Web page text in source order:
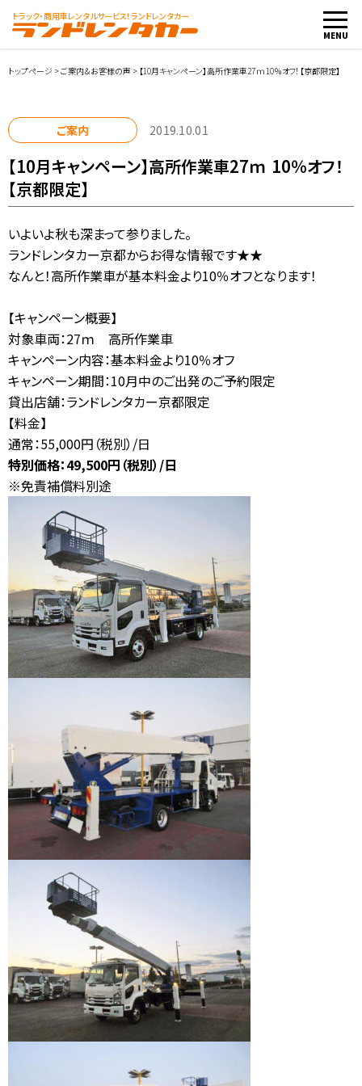
MENU
トラック・商用車レンタルサービス！ランドレンタカー
車両・料金
店舗紹介
ご利用案内
お客様の声
0120-784-893
【営業時間】 10:00-17:00(土日祝休み)
レンタカー申込み
お問合せ
トップページ >ご案内＆お客様の声 > 【10月キャンペーン】高所作業車27ｍ 10％オフ！【京都限定】
ご案内 2019.10.01
【10月キャンペーン】高所作業車27ｍ 10％オフ！
【京都限定】
いよいよ秋も深まって参りました。
ランドレンタカー京都からお得な情報です★★
なんと！高所作業車が基本料金より10％オフとなります！
【キャンペーン概要】
対象車両：27ｍ 高所作業車
キャンペーン内容：基本料金より10％オフ
キャンペーン期間：10月中のご出発のご予約限定
貸出店舗：ランドレンタカー京都限定
【料金】
通常：55,000円（税別）/日
特別価格：49,500円（税別）/日
※免責補償料別途